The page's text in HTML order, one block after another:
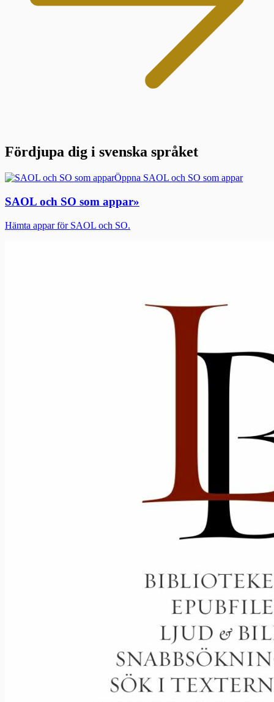
Fördjupa dig i svenska språket
Öppna SAOL och SO som appar
SAOL och SO som appar»
Hämta appar för SAOL och SO.